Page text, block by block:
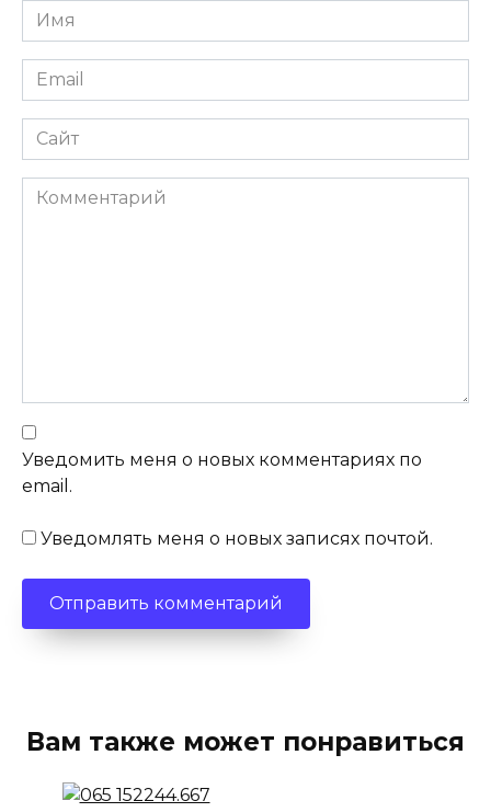
Имя
*
Email
*
Сайт
Комментарий
Уведомить меня о новых комментариях по
email.
Уведомлять меня о новых записях почтой.
Вам также может понравиться